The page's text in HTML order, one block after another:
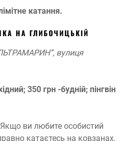
катання.
НА ГЛИБОЧИЦЬКІЙ
вулиця
350 грн -будній; пінгвін
Якщо ви любите особистий
катаєтесь на ковзанах,